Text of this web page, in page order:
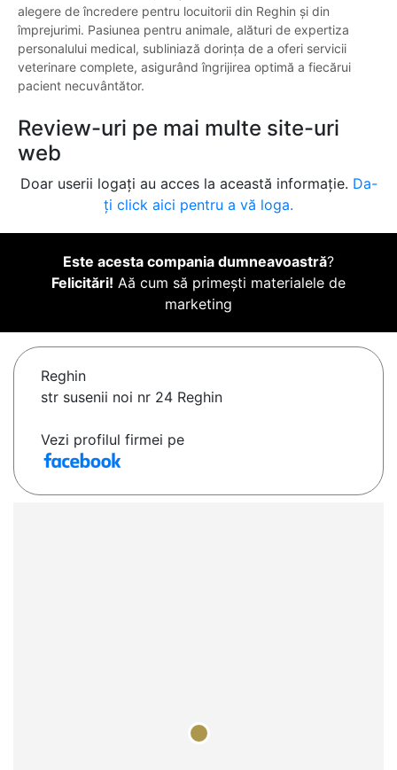
alegere de încredere pentru locuitorii din Reghin și din
împrejurimi. Pasiunea pentru animale, alături de expertiza
personalului medical, subliniază dorința de a oferi servicii
veterinare complete, asigurând îngrijirea optimă a fiecărui
pacient necuvântător.
Review-uri pe mai multe site-uri
web
Doar userii logați au acces la această informație. Da-
ți click aici pentru a vă loga.
Este acesta compania dumneavoastră?
Felicitări! Aă cum să primești materialele de
marketing
Reghin
str susenii noi nr 24 Reghin
Vezi profilul firmei pe